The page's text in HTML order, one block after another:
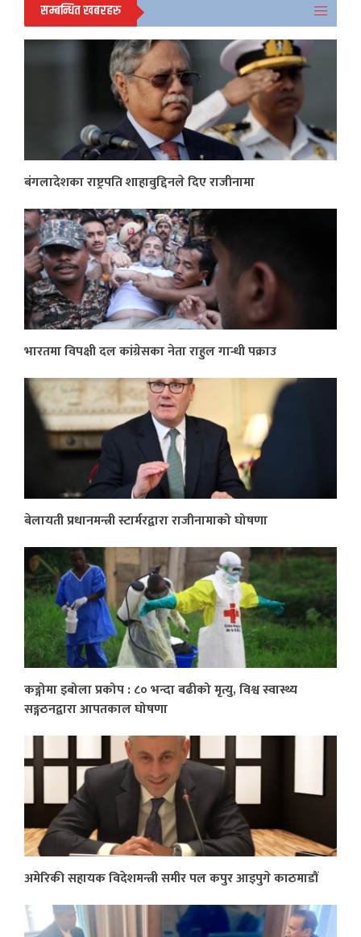
सम्बन्धित खबरहरु
बंगलादेशका राष्ट्रपति शाहावुद्दिनले दिए राजीनामा
भारतमा विपक्षी दल कांग्रेसका नेता राहुल गान्धी पक्राउ
बेलायती प्रधानमन्त्री स्टार्मरद्वारा राजीनामाको घोषणा
कङ्गोमा इबोला प्रकोप : ८० भन्दा बढीको मृत्यु, विश्व स्वास्थ्य
सङ्गठनद्वारा आपतकाल घोषणा
अमेरिकी सहायक विदेशमन्त्री समीर पल कपुर आइपुगे काठमाडौं